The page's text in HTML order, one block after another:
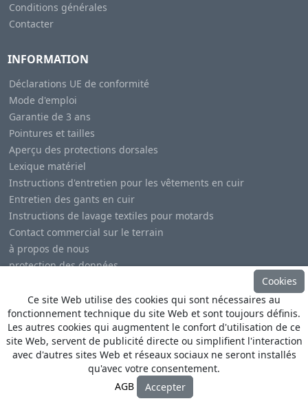
Conditions générales
Contacter
INFORMATION
Déclarations UE de conformité
Mode d'emploi
Garantie de 3 ans
Pointures et tailles
Aperçu des protections dorsales
Lexique matériel
Instructions d'entretien pour les vêtements en cuir
Entretien des gants en cuir
Instructions de lavage textiles pour motards
Contact commercial sur le terrain
à propos de nous
protection des données
© CopyrightHeino Büse MX Import GmbH. All Rights
Reserved
Cookies
Ce site Web utilise des cookies qui sont nécessaires au
fonctionnement technique du site Web et sont toujours définis.
Les autres cookies qui augmentent le confort d'utilisation de ce
site Web, servent de publicité directe ou simplifient l'interaction
avec d'autres sites Web et réseaux sociaux ne seront installés
qu'avec votre consentement.
AGB
Accepter